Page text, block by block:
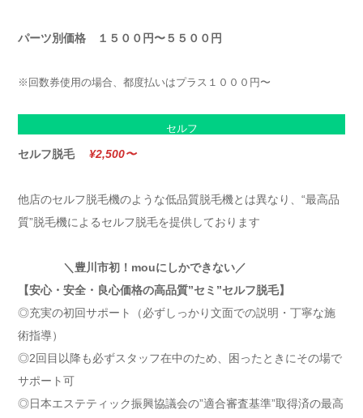
パーツ別価格 １５００円〜５５００円
※回数券使用の場合、都度払いはプラス１０００円〜
セルフ
セルフ脱毛 ¥2,500〜
他店のセルフ脱毛機のような低品質脱毛機とは異なり、“最高品
質”脱毛機によるセルフ脱毛を提供しております
＼豊川市初！mouにしかできない／
【安心・安全・良心価格の高品質”セミ”セルフ脱毛】
◎充実の初回サポート（必ずしっかり文面での説明・丁寧な施
術指導）
◎2回目以降も必ずスタッフ在中のため、困ったときにその場で
サポート可
◎日本エステティック振興協議会の”適合審査基準”取得済の最高